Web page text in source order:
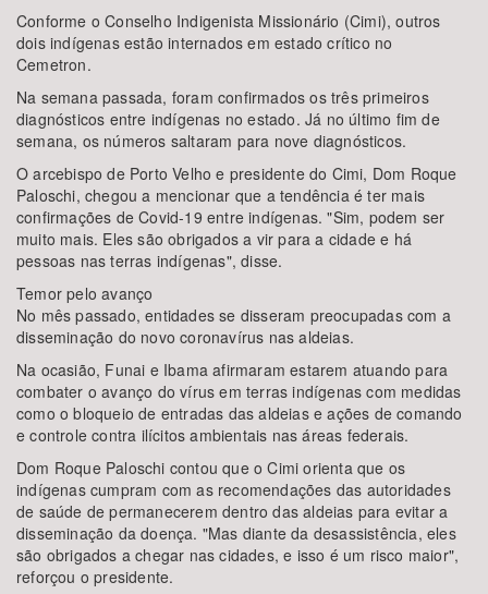
Conforme o Conselho Indigenista Missionário (Cimi), outros
dois indígenas estão internados em estado crítico no
Cemetron.
Na semana passada, foram confirmados os três primeiros
diagnósticos entre indígenas no estado. Já no último fim de
semana, os números saltaram para nove diagnósticos.
O arcebispo de Porto Velho e presidente do Cimi, Dom Roque
Paloschi, chegou a mencionar que a tendência é ter mais
confirmações de Covid-19 entre indígenas. "Sim, podem ser
muito mais. Eles são obrigados a vir para a cidade e há
pessoas nas terras indígenas", disse.
Temor pelo avanço
No mês passado, entidades se disseram preocupadas com a
disseminação do novo coronavírus nas aldeias.
Na ocasião, Funai e Ibama afirmaram estarem atuando para
combater o avanço do vírus em terras indígenas com medidas
como o bloqueio de entradas das aldeias e ações de comando
e controle contra ilícitos ambientais nas áreas federais.
Dom Roque Paloschi contou que o Cimi orienta que os
indígenas cumpram com as recomendações das autoridades
de saúde de permanecerem dentro das aldeias para evitar a
disseminação da doença. "Mas diante da desassistência, eles
são obrigados a chegar nas cidades, e isso é um risco maior",
reforçou o presidente.